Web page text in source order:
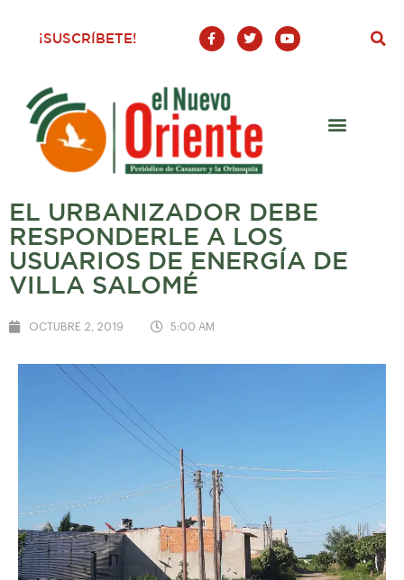
¡SUSCRÍBETE!
F
a
c
o
o
-
T
w
i
Y
o
u
EL URBANIZADOR DEBE
RESPONDERLE A LOS
USUARIOS DE ENERGÍA DE
VILLA SALOMÉ
OCTUBRE 2, 2019 5:00 AM